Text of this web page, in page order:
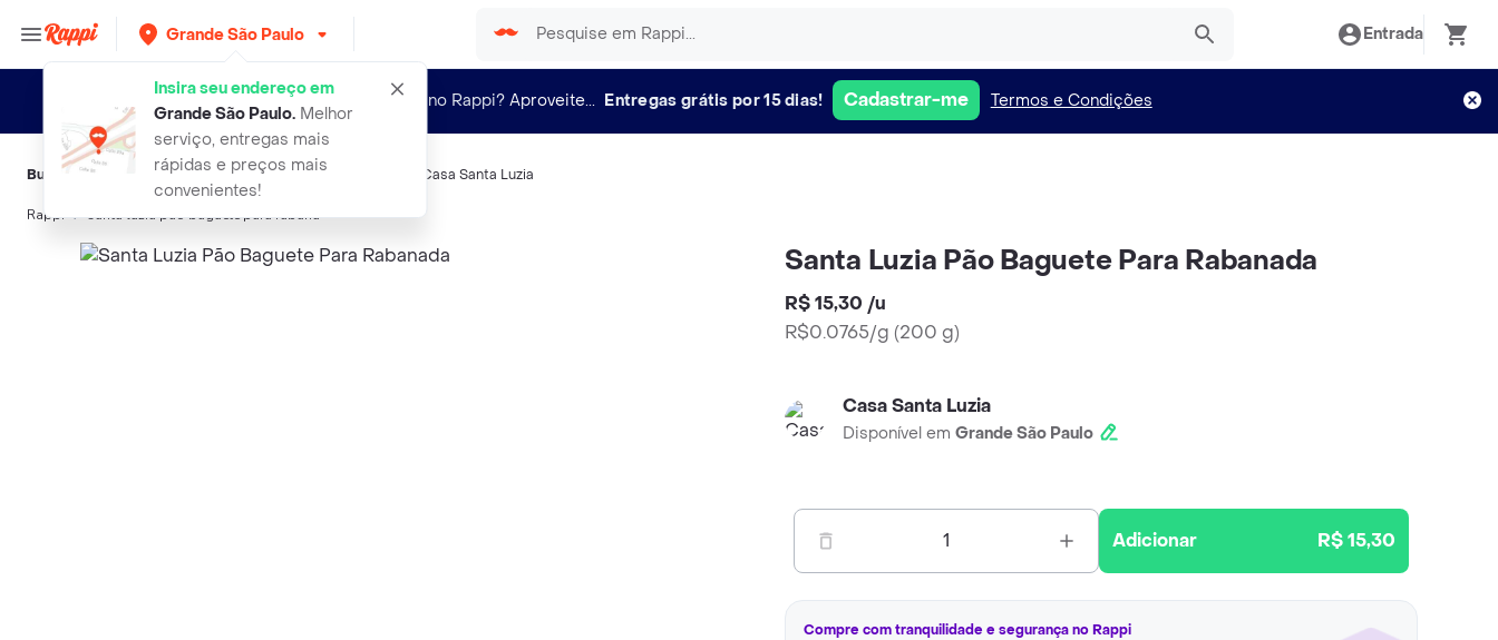
Grande São Paulo
Insira seu endereço em
Grande São Paulo.Melhor
serviço, entregas mais
rápidas e preços mais
convenientes!
Entrada
Novo no Rappi? Aproveite... Entregas grátis por 15 dias! Cadastrar-me Termos e Condições
Buscas relacionadas:Pães, Santa Luzia ,Tradicional Casa Santa Luzia
Rappi santa luzia pao baguete para rabana
Santa Luzia Pão Baguete Para Rabanada
R$ 15,30 /u
R$0.0765/g (200 g)
Casa Santa Luzia
Disponível em Grande São Paulo
1 Adicionar R$ 15,30
Compre com tranquilidade e segurança no Rappi